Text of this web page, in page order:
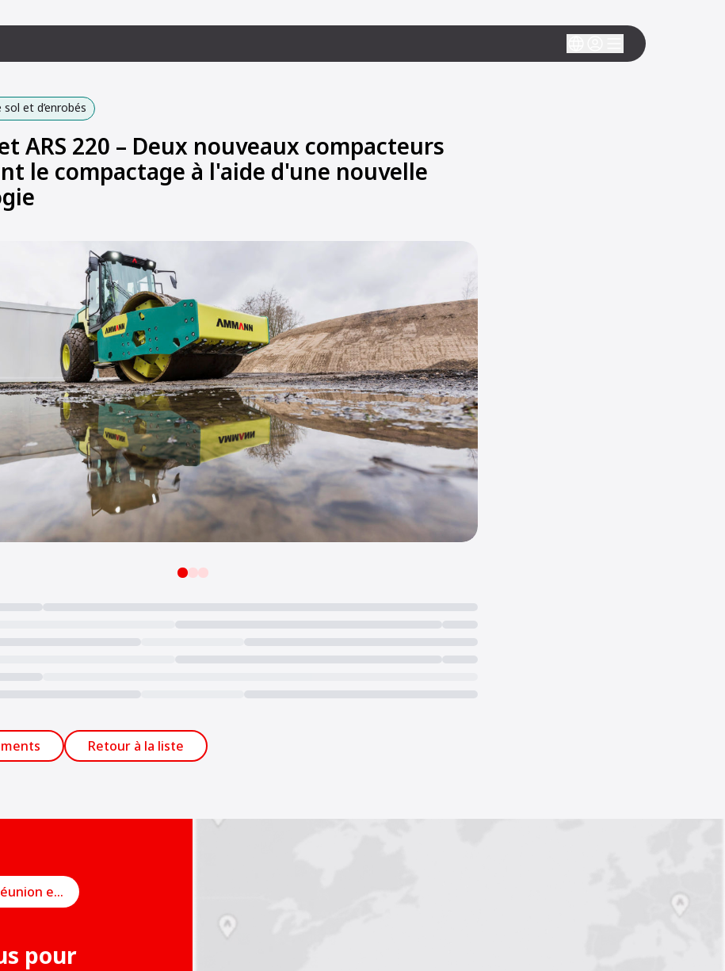
et d’enrobés
ARS 220 – Deux nouveaux compacteurs
le compactage à l'aide d'une nouvelle
Retour à la liste
Planifier une réunion en ligne
pour